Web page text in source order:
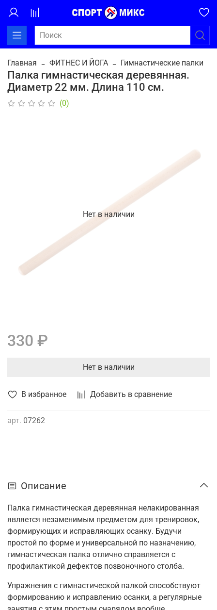
Главная ФИТНЕС И ЙОГА Гимнастические палки
Палка гимнастическая деревянная.
Диаметр 22 мм. Длина 110 см.
(0)
В избранное Добавить в сравнение
арт. 07262
Нет в наличии
330 ₽
Нет в наличии
Описание
Палка гимнастическая деревянная нелакированная
является незаменимым предметом для тренировок,
формирующих и исправляющих осанку. Будучи
простой по форме и универсальной по назначению,
гимнастическая палка отлично справляется с
профилактикой дефектов позвоночного столба.
Упражнения с гимнастической палкой способствуют
формированию и исправлению осанки, а регулярные